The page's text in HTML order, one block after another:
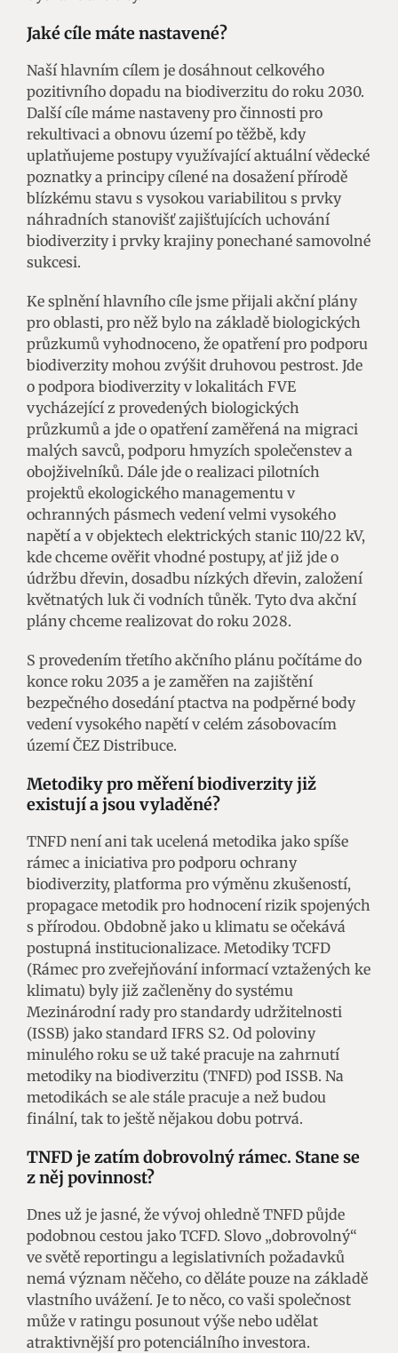
Jaké cíle máte nastavené?
Naší hlavním cílem je dosáhnout celkového
pozitivního dopadu na biodiverzitu do roku 2030.
Další cíle máme nastaveny pro činnosti pro
rekultivaci a obnovu území po těžbě, kdy
uplatňujeme postupy využívající aktuální vědecké
poznatky a principy cílené na dosažení přírodě
blízkému stavu s vysokou variabilitou s prvky
náhradních stanovišť zajišťujících uchování
biodiverzity i prvky krajiny ponechané samovolné
sukcesi.
Ke splnění hlavního cíle jsme přijali akční plány
pro oblasti, pro něž bylo na základě biologických
průzkumů vyhodnoceno, že opatření pro podporu
biodiverzity mohou zvýšit druhovou pestrost. Jde
o podpora biodiverzity v lokalitách FVE
vycházející z provedených biologických
průzkumů a jde o opatření zaměřená na migraci
malých savců, podporu hmyzích společenstev a
obojživelníků. Dále jde o realizaci pilotních
projektů ekologického managementu v
ochranných pásmech vedení velmi vysokého
napětí a v objektech elektrických stanic 110/22 kV,
kde chceme ověřit vhodné postupy, ať již jde o
údržbu dřevin, dosadbu nízkých dřevin, založení
květnatých luk či vodních tůněk. Tyto dva akční
plány chceme realizovat do roku 2028.
S provedením třetího akčního plánu počítáme do
konce roku 2035 a je zaměřen na zajištění
bezpečného dosedání ptactva na podpěrné body
vedení vysokého napětí v celém zásobovacím
území ČEZ Distribuce.
Metodiky pro měření biodiverzity již
existují a jsou vyladěné?
TNFD není ani tak ucelená metodika jako spíše
rámec a iniciativa pro podporu ochrany
biodiverzity, platforma pro výměnu zkušeností,
propagace metodik pro hodnocení rizik spojených
s přírodou. Obdobně jako u klimatu se očekává
postupná institucionalizace. Metodiky TCFD
(Rámec pro zveřejňování informací vztažených ke
klimatu) byly již začleněny do systému
Mezinárodní rady pro standardy udržitelnosti
(ISSB) jako standard IFRS S2. Od poloviny
minulého roku se už také pracuje na zahrnutí
metodiky na biodiverzitu (TNFD) pod ISSB. Na
metodikách se ale stále pracuje a než budou
finální, tak to ještě nějakou dobu potrvá.
TNFD je zatím dobrovolnýrámec. Stane se
zněj povinnost?
Dnes už je jasné, že vývoj ohledně TNFD půjde
podobnou cestou jako TCFD. Slovo „dobrovolný“
ve světě reportingu a legislativních požadavků
nemá význam něčeho, co děláte pouze na základě
vlastního uvážení. Je to něco, co vaši společnost
může v ratingu posunout výše nebo udělat
atraktivnější pro potenciálního investora.